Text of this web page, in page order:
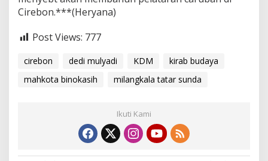
Cirebon.***(Heryana)
Post Views: 777
cirebon dedi mulyadi KDM
kirab budaya
mahkota binokasih
milangkala tatar sunda
Ikuti Kami